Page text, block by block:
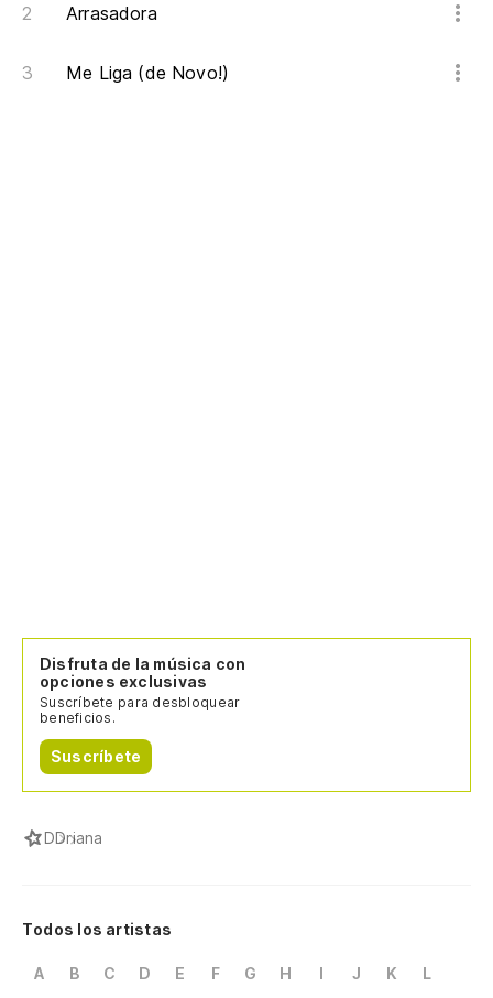
Arrasadora
Me Liga (de Novo!)
Disfruta de la música con
opciones exclusivas
Suscríbete para desbloquear
beneficios.
Suscríbete
DDriana
Todos los artistas
A B C D E F G H I J K
L